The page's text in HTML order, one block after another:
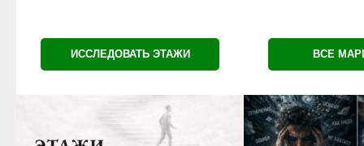
ИССЛЕДОВАТЬ ЭТАЖИ ВСЕ